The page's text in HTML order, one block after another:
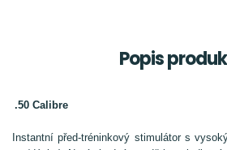
Popis
.50 Calibre
Instantní před-tréninkový stimulátor s